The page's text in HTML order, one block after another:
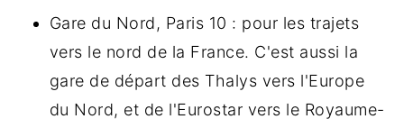
Gare du Nord, Paris 10 : pour les trajets
vers le nord de la France. C'est aussi la
gare de départ des Thalys vers l'Europe
du Nord, et de l'Eurostar vers le Royaume-